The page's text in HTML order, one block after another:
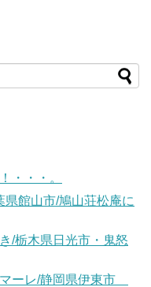
・・・。
館山市/鳩山荘松庵に
/栃木県日光市・鬼怒
ーレ/静岡県伊東市